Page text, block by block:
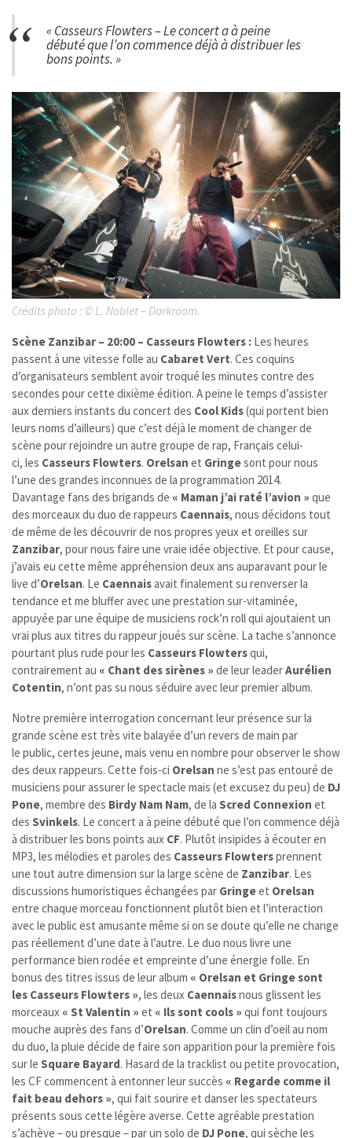
« Casseurs Flowters – Le concert a à peine
débuté que l’on commence déjà à distribuer les
bons points. »
Crédits photo : ©L. Noblet – Darkroom.
Scène Zanzibar – 20:00 – Casseurs Flowters : Les heures
passent à une vitesse folle au Cabaret Vert. Ces coquins
d’organisateurs semblent avoir troqué les minutes contre des
secondes pour cette dixième édition. A peine le temps d’assister
aux derniers instants du concert des Cool Kids(qui portent bien
leurs noms d’ailleurs) que c’est déjà le moment de changer de
scène pour rejoindre un autre groupe de rap, Français celui-
ci, les Casseurs Flowters. Orelsan et Gringesont pour nous
l’une des grandes inconnues de la programmation 2014.
Davantage fans des brigands de « Maman j’ai raté l’avion » que
des morceaux du duo de rappeurs Caennais, nous décidons tout
de même de les découvrir de nos propres yeux et oreilles sur
Zanzibar, pour nous faire une vraie idée objective. Et pour cause,
j’avais eu cette même appréhension deux ans auparavant pour le
live d’Orelsan. Le Caennaisavait finalement su renverser la
tendance et me bluffer avec une prestation sur-vitaminée,
appuyée par une équipe de musiciens rock’n roll qui ajoutaient un
vrai plus aux titres du rappeur joués sur scène. La tache s’annonce
pourtant plus rude pour les Casseurs Flowtersqui,
contrairement au « Chant des sirènes » de leur leaderAurélien
Cotentin, n’ont pas su nous séduire avec leur premier album.
Notre première interrogation concernant leur présence sur la
grande scène est très vite balayée d’un revers de main par
le public, certes jeune, mais venu en nombre pour observer le show
des deux rappeurs. Cette fois-ci Orelsan ne s’est pas entouré de
musiciens pour assurer le spectacle mais (et excusez du peu) de DJ
Pone, membre des Birdy Nam Nam, de la Scred Connexion et
des Svinkels. Le concert a à peine débuté que l’on commence déjà
à distribuer les bons points aux CF. Plutôt insipides à écouter en
MP3, les mélodies et paroles des Casseurs Flowtersprennent
une tout autre dimension sur la large scène de Zanzibar. Les
discussions humoristiques échangées par Gringeet Orelsan
entre chaque morceau fonctionnent plutôt bien et l’interaction
avec le public est amusante même si on se doute qu’elle ne change
pas réellement d’une date à l’autre. Le duo nous livre une
performance bien rodée et empreinte d’une énergie folle. En
bonus des titres issus de leur album « Orelsan et Gringe sont
les Casseurs Flowters », les deux Caennaisnous glissent les
morceaux « St Valentin » et « Ils sont cools » qui font toujours
mouche auprès des fans d’Orelsan. Comme un clin d’oeil au nom
du duo, la pluie décide de faire son apparition pour la première fois
sur le Square Bayard. Hasard de la tracklist ou petite provocation,
les CF commencent à entonner leur succès « Regarde comme il
fait beau dehors », qui fait sourire et danser les spectateurs
présents sous cette légère averse. Cette agréable prestation
s’achève – ou presque – par un solo de DJ Pone, qui sèche les